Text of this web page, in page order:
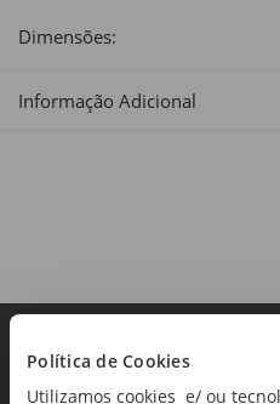
Política de Cookies
Utilizamos cookies e/ ou
Dimensões:
Tomadas:
Informação Adicional